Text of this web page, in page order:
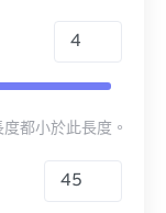
都小於此長度。